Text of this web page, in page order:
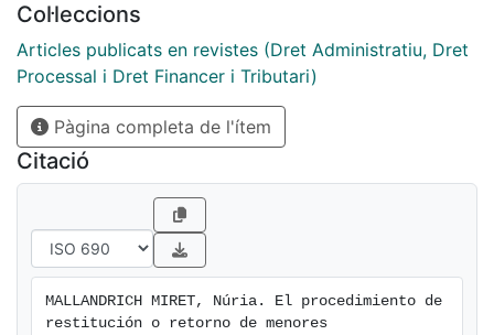
buena medida el diseño procedimental. En segundo
lugar, se pone de manifiesto que esta primera
característica comporta la necesidad de incorporar
una regulación específica pero que debe de
complementarse con las disposiciones generales de la
LEC. Este aspecto comporta la detección de lagunas y
la aparición de dudas interpretativas que deben ser
resueltas atendiendo a los principios informadores de
este tipo de procesos y en concreto, el interés
superior del menor y la necesidad de celeridad que
Col·leccions
Articles publicats en revistes (Dret Administratiu, Dret
Processal i Dret Financer i Tributari)
Pàgina completa de l'ítem
Citació
MALLANDRICH MIRET, Núria. El procedimiento de
restitución o retorno de menores